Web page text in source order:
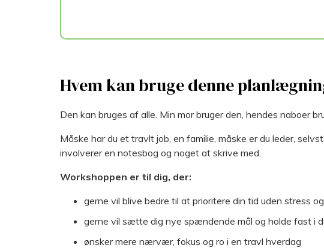
Hvem kan bruge denne
Den kan bruges af alle. Min mor bruger den, hendes naboer
Måske har du et travlt job, en familie, måske er du leder,
involverer en notesbog og noget at skrive med.
Workshoppen er til dig, der:
gerne vil blive bedre til at prioritere din tid uden stress
gerne vil sætte dig nye spændende mål og holde fast i
ønsker mere nærvær, fokus og ro i en travl hverdag